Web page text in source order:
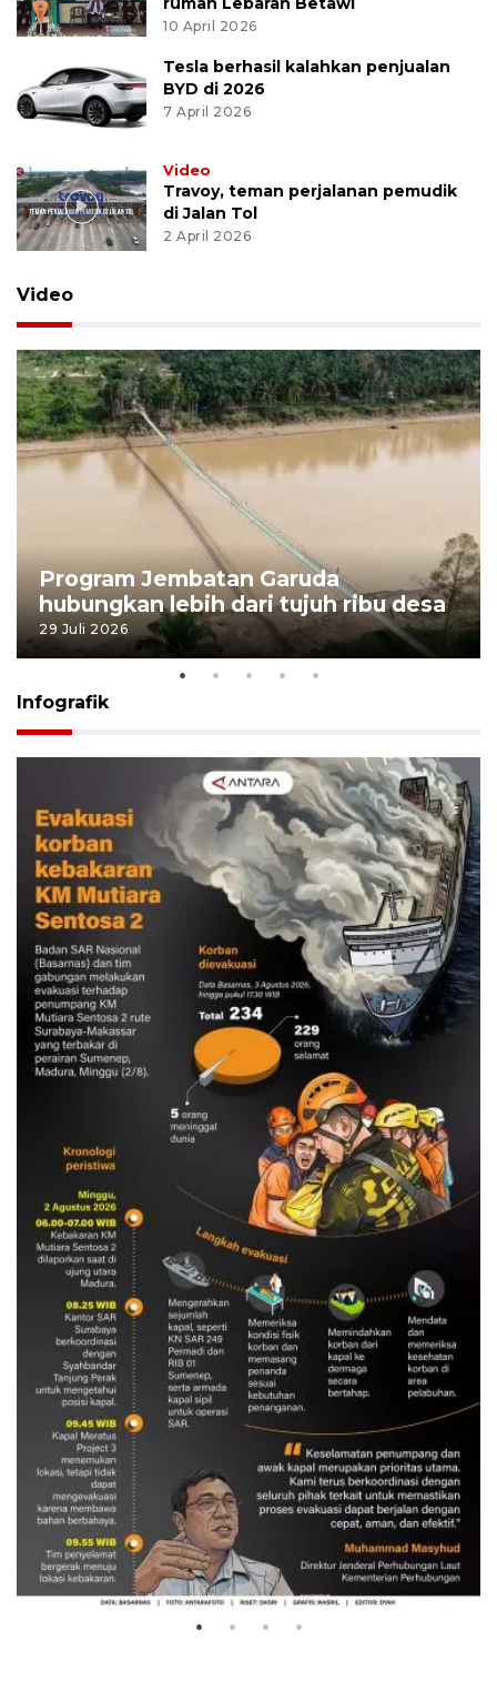
10 April 2026
Tesla berhasil kalahkan penjualan
BYD di 2026
7 April 2026
Video
Travoy, teman perjalanan pemudik
di Jalan Tol
2 April 2026
Video
Program Jembatan Garuda
hubungkan lebih dari tujuh ribu desa
29 Juli 2026
Infografik
Evakuasi korban kebakaran KM
Mutiara Sentosa 2
3 Agustus 2026